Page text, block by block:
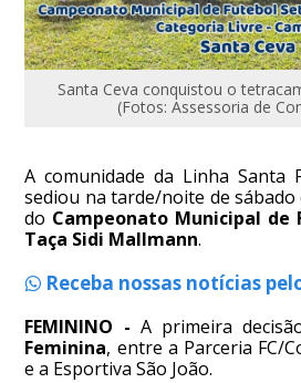
Santa Ceva conquistou o
(Fotos: Assessoria de
A comunidade da Linha Santa
sediou na tarde/noite de sábado
do Campeonato Municipal de
Taça Sidi Mallmann.
Receba nossas notícias
FEMININO - A primeira
Feminina, entre a Parceria FC/
e a Esportiva São João.